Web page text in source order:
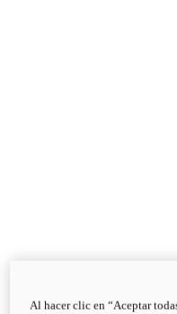
Al hacer clic en “Aceptar